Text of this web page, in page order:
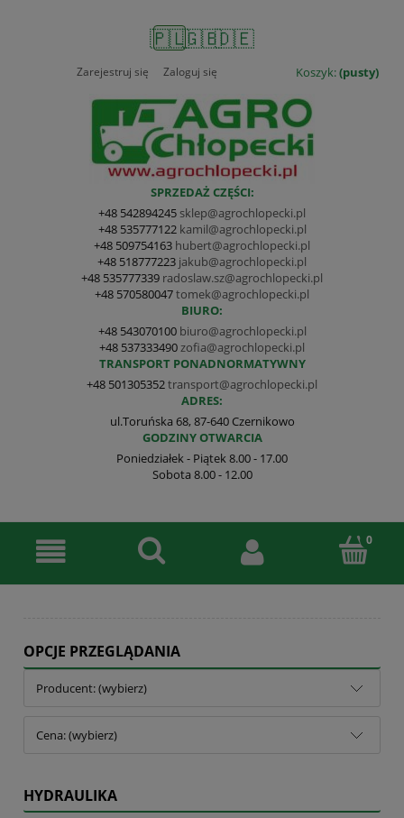
🇵🇱🇬🇧🇩🇪
Koszyk:(pusty)
Zarejestruj się Zaloguj się
SPRZEDAŻ CZĘŚCI:
+48 542894245 sklep@agrochlopecki.pl
+48 535777122 kamil@agrochlopecki.pl
+48 509754163 hubert@agrochlopecki.pl
+48 518777223 jakub@agrochlopecki.pl
+48 535777339 radoslaw.sz@agrochlopecki.pl
+48 570580047tomek@agrochlopecki.pl
BIURO:
+48 543070100 biuro@agrochlopecki.pl
+48 537333490 zofia@agrochlopecki.pl
TRANSPORT PONADNORMATYWNY
+48 501305352transport@agrochlopecki.pl
ADRES:
ul.Toruńska 68, 87-640 Czernikowo
GODZINY OTWARCIA
Poniedziałek - Piątek 8.00 - 17.00
Sobota 8.00 - 12.00
OPCJE PRZEGLĄDANIA
Producent: (wybierz)
Cena: (wybierz)
HYDRAULIKA